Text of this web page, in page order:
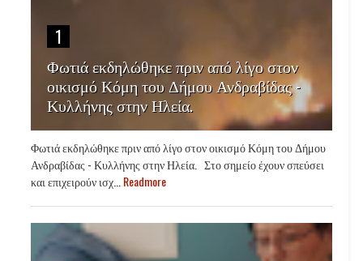
1
Φωτιά εκδηλώθηκε πριν από λίγο στον
οικισμό Κόμη του Δήμου Ανδραβίδας -
Κυλλήνης στην Ηλεία.
Φωτιά εκδηλώθηκε πριν από λίγο στον οικισμό Κόμη του Δήμου
Ανδραβίδας - Κυλλήνης στην Ηλεία. Στο σημείο έχουν σπεύσει
και επιχειρούν ισχ... Readmore